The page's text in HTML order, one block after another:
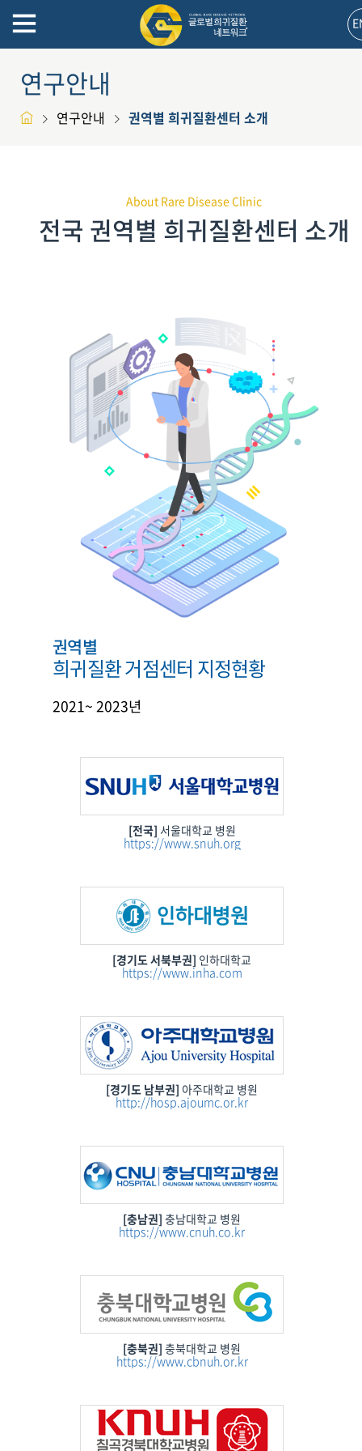
연구안내
연구안내 권역별 희귀질환센터 소개
About Rare Disease Clinic
전국 권역별 희귀질환센터 소개
권역별
희귀질환 거점센터 지정현황
2021~ 2023년
[전국] 서울대학교 병원
https://www.snuh.org
[경기도 서북부권] 인하대학교
https://www.inha.com
[경기도 남부권] 아주대학교 병원
http://hosp.ajoumc.or.kr
[충남권] 충남대학교 병원
https://www.cnuh.co.kr
[충북권] 충북대학교 병원
https://www.cbnuh.or.kr